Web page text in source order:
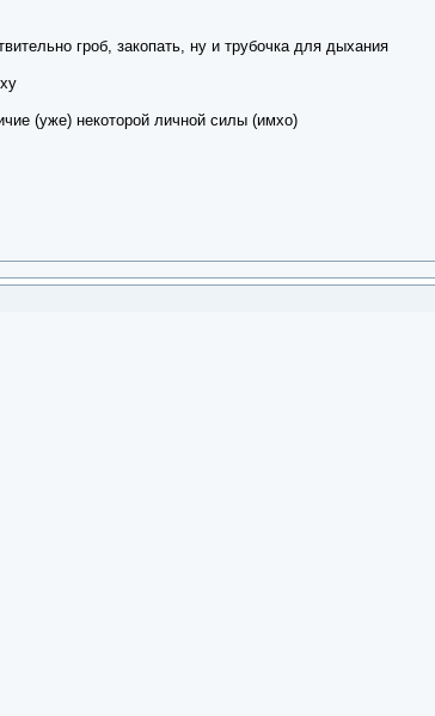
гроб, закопать, ну и трубочка для дыхания
(уже) некоторой личной силы (имхо)